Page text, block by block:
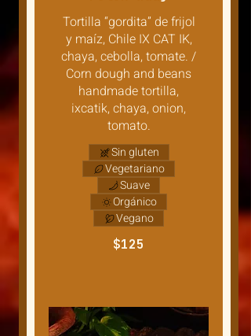
Tortilla “gordita” de frijol
y maíz, Chile IX CAT IK,
chaya, cebolla, tomate. /
Corn dough and beans
handmade tortilla,
ixcatik, chaya, onion,
tomato.
$125
Sin gluten
Vegetariano
Suave
Orgánico
Vegano